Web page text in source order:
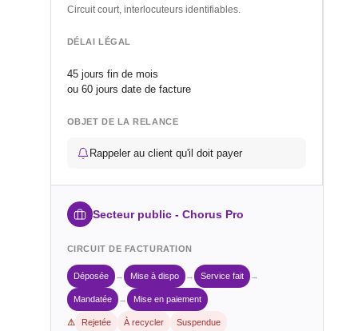
Circuit court, interlocuteurs identifiables.
DÉLAI LÉGAL
45 jours fin de mois
ou 60 jours date de facture
OBJET DE LA RELANCE
Rappeler au client qu'il doit payer
Secteur public - Chorus Pro
CIRCUIT DE FACTURATION
Déposée → Mise à dispo → Service fait →
Mandatée → Mise en paiement
⚠ Rejetée À recycler Suspendue